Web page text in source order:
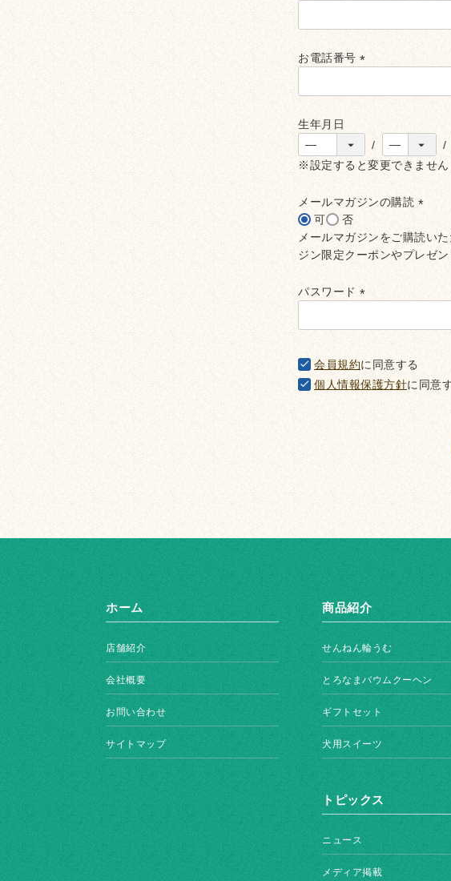
お電話番号
須)
生年月日
※設定すると変更できません
メールマガジンの購読
須)
可
否
メールマガジンをご購読い
ジン限定クーポンやプレゼ
パスワード
須)
会員規約に同意する
個人情報保護方針に同意
ホーム
店舗紹介
会社概要
お問い合わせ
サイトマップ
商品紹介
せんねん輪うむ
とろなまバウムクーヘン
ギフトセット
犬用スイーツ
トピックス
ニュース
メディア掲載